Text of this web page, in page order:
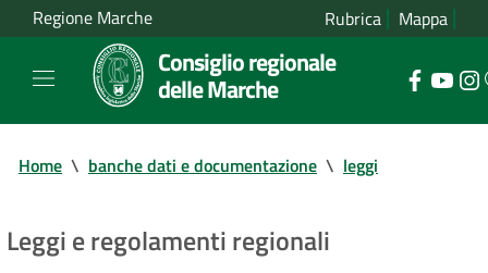
Regione Marche Rubrica Mappa
Consiglio regionale
delle Marche
Home \ banche dati e documentazione \ leggi
Leggi e regolamenti regionali